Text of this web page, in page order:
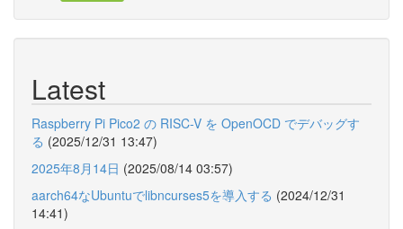
Latest
Raspberry Pi Pico2 の RISC-V を OpenOCD でデバッグす
る (2025/12/31 13:47)
2025年8月14日 (2025/08/14 03:57)
aarch64なUbuntuでlibncurses5を導入する (2024/12/31
14:41)